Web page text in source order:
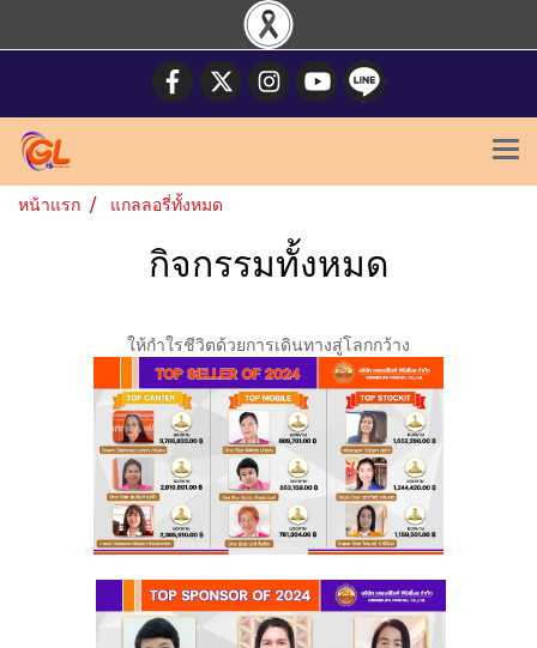
หน้าแรก แกลลอรี่ทั้งหมด
กิจกรรมทั้งหมด
ให้กำใรชีวิตด้วยการเดินทางสู่โลกกว้าง